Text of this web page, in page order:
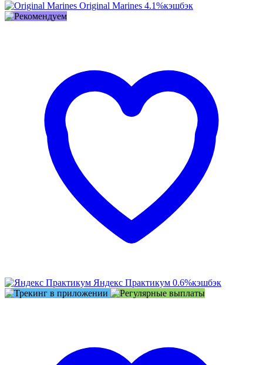
Original Marines 4.1%кэшбэк
Яндекс Практикум 0.6%кэшбэк